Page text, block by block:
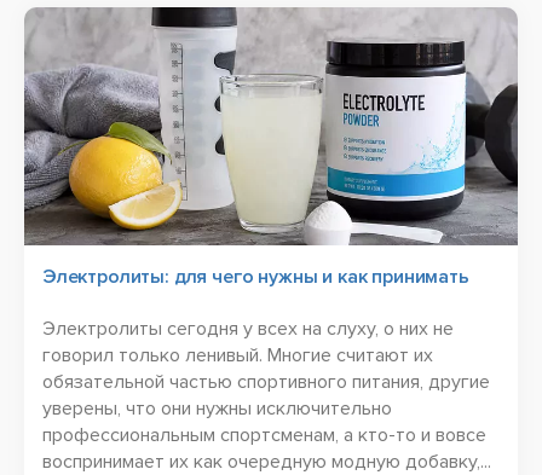
Электролиты: для чего нужны и как принимать
Электролиты сегодня у всех на слуху, о них не
говорил только ленивый. Многие считают их
обязательной частью спортивного питания, другие
уверены, что они нужны исключительно
профессиональным спортсменам, а кто-то и вовсе
воспринимает их как очередную модную добавку,...